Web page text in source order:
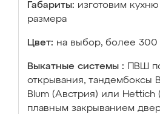
Габариты: изготовим
размера
Цвет: на выбор, более 300
Выкатные системы :
ПВШ
открывания, тандембоксы
Blum (Австрия) или Hettich
плавным закрыванием